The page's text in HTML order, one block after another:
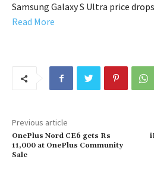
Samsung Galaxy S Ultra price
Read More
Previous article
OnePlus Nord CE6 gets Rs
11,000 at OnePlus Community
Sale